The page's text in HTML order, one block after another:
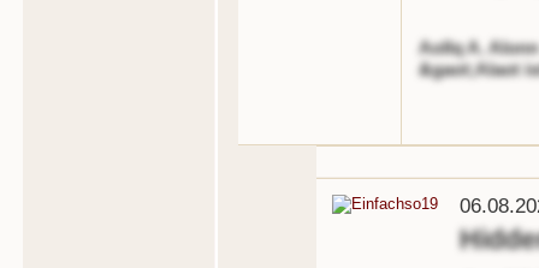
Aollq A. Alonn
&gaot;Alaot